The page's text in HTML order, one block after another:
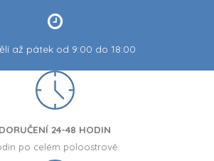
až pátek od 9:00 do 18:00
DORUČENÍ 24-48 HODIN
po celém poloostrově.